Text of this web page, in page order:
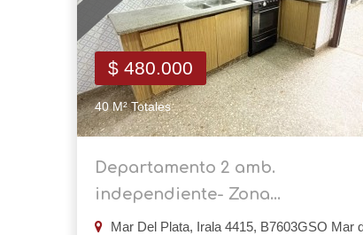
$ 480.000
40 M² Totales
Departamento 2 amb.
independiente- Zona...
Mar Del Plata, Irala 4415, B7603GSO Mar